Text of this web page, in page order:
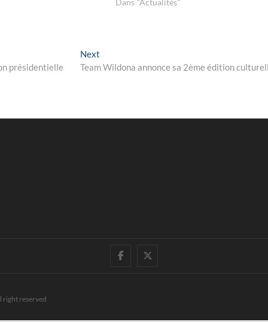
présidentielle
Next
post:
Team Wildona annonce sa 2ème édition
facebook
right reserved